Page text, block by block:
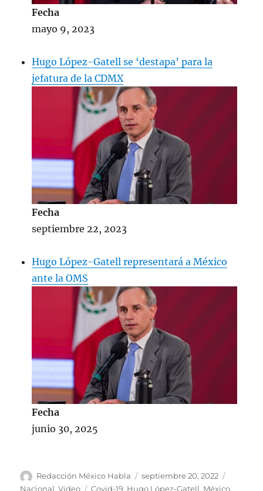
Fecha
mayo 9, 2023
Hugo López-Gatell se ‘destapa’ para la
jefatura de la CDMX
Fecha
septiembre 22, 2023
Hugo López-Gatell representará a México
ante la OMS
Fecha
junio 30, 2025
A
u
Redacción México Habla
P
u
septiembre 20, 2022
a
Nacional,Video E
Covid-19, Hugo López-Gatell, México,